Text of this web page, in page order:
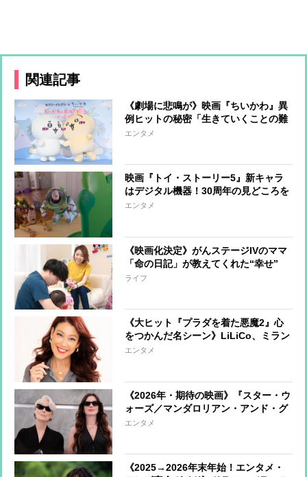
関連記事
《劇場に悲鳴が》映画『ちいかわ』異
例ヒットの秘密「生きていくことの難
しさ突きつける」識者が解説
エンタメ
映画『トイ・ストーリー5』新キャラ
はデジタル機器！30周年の見どころを
識者が解説
エンタメ
《映画化決定》がんステージIVのママ
「命の日記」が教えてくれた“幸せ”
「なんでもない、ありきたりな普通の
ライフ
《大ヒット『プラダを着た悪魔2』心
をつかんだ名シーン》LiLiCo、ミラン
ダがロールモデル「働く女性のリアル
エンタメ
《2026年・期待の映画》『スター・ウ
ォーズ／マンダロリアン・アンド・グ
ローグー』ほか、『ウィキッド』『プ
エンタメ
《2025→2026年末年始！エンタメ・